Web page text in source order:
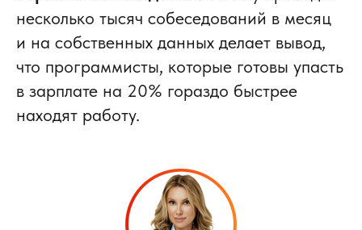
несколько тысяч собеседований в месяц
и на собственных данных делает вывод,
что программисты, которые готовы упасть
в зарплате на 20% гораздо быстрее
находят работу.